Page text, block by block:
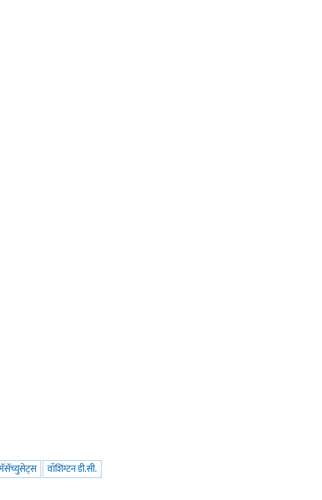
वॉशिंग्टन डी.सी.